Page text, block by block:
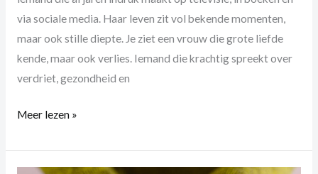
via sociale media. Haar leven zit vol bekende momenten,
maar ook stille diepte. Je ziet een vrouw die grote liefde
kende, maar ook verlies. Iemand die krachtig spreekt over
verdriet, gezondheid en
Meer lezen »